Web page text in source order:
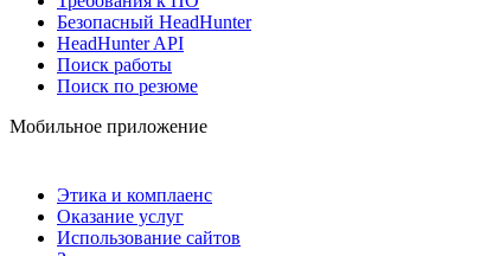
Безопасный HeadHunter
HeadHunter API
Поиск работы
Поиск по резюме
Мобильное приложение
Этика и комплаенс
Оказание услуг
Использование сайтов